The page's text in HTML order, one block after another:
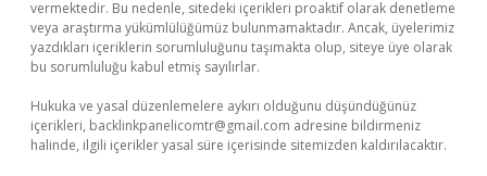
vermektedir. Bu nedenle, sitedeki içerikleri proaktif olarak denetleme
veya araştırma yükümlülüğümüz bulunmamaktadır. Ancak, üyelerimiz
yazdıkları içeriklerin sorumluluğunu taşımakta olup, siteye üye olarak
bu sorumluluğu kabul etmiş sayılırlar.
Hukuka ve yasal düzenlemelere aykırı olduğunu düşündüğünüz
içerikleri, backlinkpanelicomtr@gmail.com adresine bildirmeniz
halinde, ilgili içerikler yasal süre içerisinde sitemizden kaldırılacaktır.